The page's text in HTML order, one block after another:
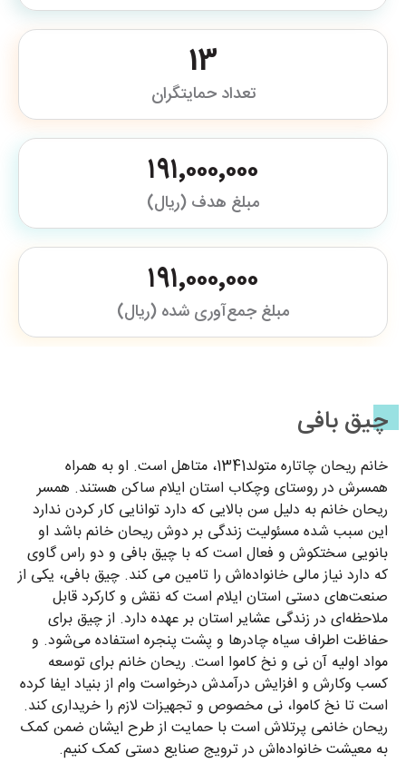
13
تعداد حمایتگران
۱۹۱٬۰۰۰٬۰۰۰
مبلغ هدف (ریال)
۱۹۱٬۰۰۰٬۰۰۰
مبلغ جمع‌آوری شده (ریال)
چیق بافی
خانم ریحان چاتاره متولد1341، متاهل است. او به همراه
همسرش در روستای وچکاب استان ایلام ساکن هستند. همسر
ریحان خانم به دلیل سن بالایی که دارد توانایی کار کردن ندارد
این سبب شده مسئولیت زندگی بر دوش ریحان خانم باشد او
بانویی سختکوش و فعال است که با چیق بافی و دو راس گاوی
که دارد نیاز مالی خانواده‌اش را تامین می کند. چیق بافی، یکی از
صنعت‌های دستی استان ایلام است که نقش و کارکرد قابل
ملاحظه‌ای در زندگی عشایر استان بر عهده دارد. از چیق برای
حفاظت اطراف سیاه چادرها و پشت پنجره استفاده می‌شود. و
مواد اولیه آن نی و نخ کاموا است. ریحان خانم برای توسعه
کسب وکارش و افزایش درآمدش درخواست وام از بنیاد ایفا کرده
است تا نخ کاموا، نی مخصوص و تجهیزات لازم را خریداری کند.
ریحان خانمی پرتلاش است با حمایت از طرح ایشان ضمن کمک
به معیشت خانواده‌اش در ترویج صنایع دستی کمک کنیم.